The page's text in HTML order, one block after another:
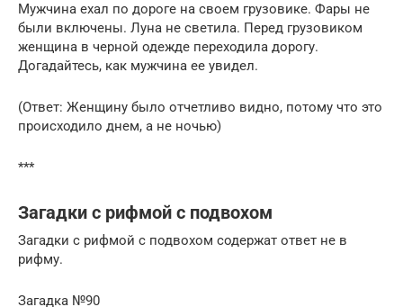
Мужчина ехал по дороге на своем грузовике. Фары не
были включены. Луна не светила. Перед грузовиком
женщина в черной одежде переходила дорогу.
Догадайтесь, как мужчина ее увидел.
(Ответ: Женщину было отчетливо видно, потому что это
происходило днем, а не ночью)
***
Загадки с рифмой с подвохом
Загадки с рифмой с подвохом содержат ответ не в
рифму.
Загадка №90